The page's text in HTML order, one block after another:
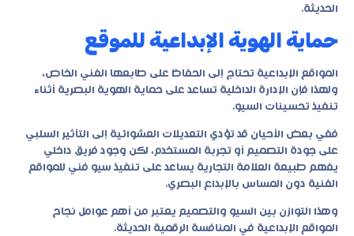
الحديثة.
حماية الهوية الإبداعية للموقع
المواقع الإبداعية تحتاج إلى الحفاظ على طابعها الفني الخاص،
ولهذا فإن الإدارة الداخلية تساعد على حماية الهوية البصرية أثناء
تنفيذ تحسينات السيو.
ففي بعض الأحيان قد تؤدي التعديلات العشوائية إلى التأثير السلبي
على جودة التصميم أو تجربة المستخدم، لكن وجود فريق داخلي
يفهم طبيعة العلامة التجارية يساعد على تنفيذ سيو فني للمواقع
الفنية دون المساس بالإبداع البصري.
وهذا التوازن بين السيو والتصميم يعتبر من أهم عوامل نجاح
المواقع الإبداعية في المنافسة الرقمية الحديثة.